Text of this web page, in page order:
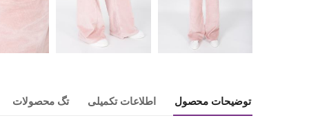
توضیحات محصول اطلاعات تکمیلی تگ محصولات